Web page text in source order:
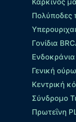
Πολύποδες
Γονίδια
Ενδοκράνια
Γενική
Κεντρική
Σύνδρομο
Πρωτεΐνη